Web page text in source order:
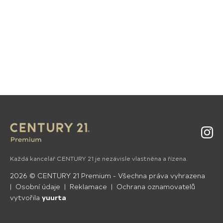
Každá kancelář CENTURY 21 je nezávisle vlastněna a řízena.
2026 © CENTURY 21 Premium - Všechna práva vyhrazena
Osobní údaje
Reklamace
Ochrana oznamovatelů
vytvořila yuurta